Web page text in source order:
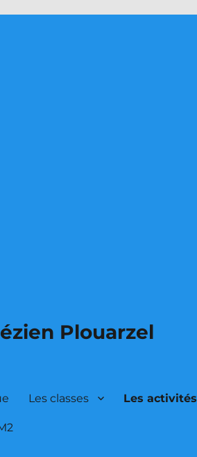
Plouarzel
Les classes Les activités